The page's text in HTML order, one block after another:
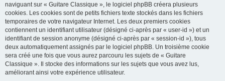
naviguant sur « Guitare Classique », le logiciel phpBB créera plusieurs
cookies. Les cookies sont de petits fichiers texte stockés dans les fichiers
temporaires de votre navigateur Internet. Les deux premiers cookies
contiennent un identifiant utilisateur (désigné ci-après par « user-id ») et un
identifiant de session anonyme (désigné ci-après par « session-id »), tous
deux automatiquement assignés par le logiciel phpBB. Un troisième cookie
sera créé une fois que vous aurez parcouru les sujets de « Guitare
Classique ». Il stocke des informations sur les sujets que vous avez lus,
améliorant ainsi votre expérience utilisateur.